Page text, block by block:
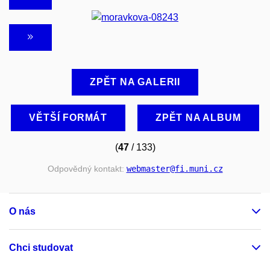
ZPĚT NA GALERII
VĚTŠÍ FORMÁT ZPĚT NA ALBUM
(47/ 133)
Odpovědný kontakt: webmaster@fi.muni.cz
O nás
Chci studovat